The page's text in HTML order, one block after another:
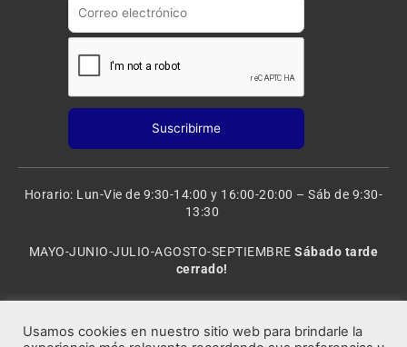
Horario: Lun-Vie de 9:30-14:00 y 16:00-20:00 – Sáb de 9:30-
13:30
MAYO-JUNIO-JULIO-AGOSTO-SEPTIEMBRESábado tarde
cerrado!
Usamos cookies en nuestro sitio web para brindarle la